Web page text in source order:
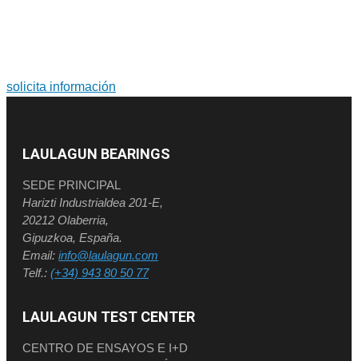
solicita información
LAULAGUN BEARINGS
SEDE PRINCIPAL
Harizti Industrialdea 201-E,
20212 Olaberria,
Gipuzkoa, España.
Email: info@laulagun.com
Telf.: (+34) 943 80 50 77
LAULAGUN TEST CENTER
CENTRO DE ENSAYOS E I+D